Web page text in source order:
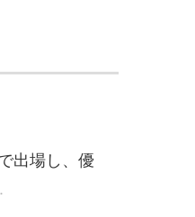
出場し、優